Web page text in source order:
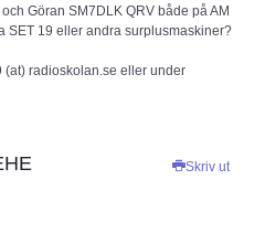
Göran SM7DLK QRV både på AM
SET 19 eller andra surplusmaskiner?
radioskolan.se eller under
Skriv ut